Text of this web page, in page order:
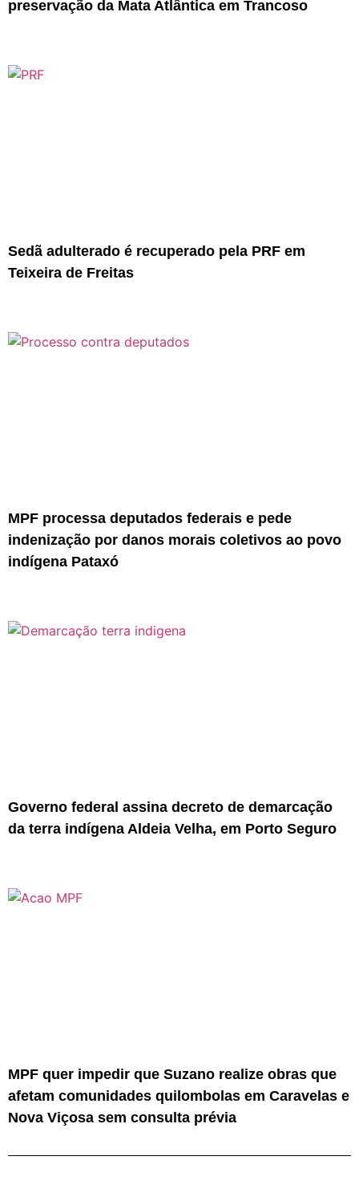
preservação da Mata Atlântica em Trancoso
Sedã adulterado é recuperado pela PRF em
Teixeira de Freitas
MPF processa deputados federais e pede
indenização por danos morais coletivos ao povo
indígena Pataxó
Governo federal assina decreto de demarcação
da terra indígena Aldeia Velha, em Porto Seguro
MPF quer impedir que Suzano realize obras que
afetam comunidades quilombolas em Caravelas e
Nova Viçosa sem consulta prévia